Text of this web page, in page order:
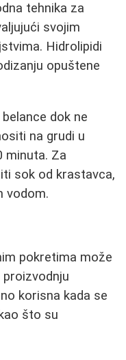
tehnika za
svojim
Hidrolipidi
opuštene
dok ne
na grudi u
minuta. Za
sok od krastavca,
vodom.
pokretima može
korisna kada se
što su